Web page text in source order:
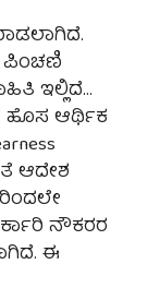
ಪಿಂಚಣಿ
ಇಲ್ಲಿದೆ…
ಹೊಸ ಆರ್ಥಿಕ
ಆದೇಶ
ನೌಕರರ
ಈ